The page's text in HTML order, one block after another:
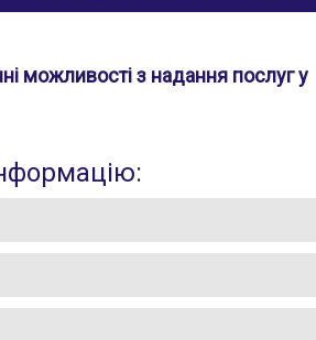
можливості з надання послуг у